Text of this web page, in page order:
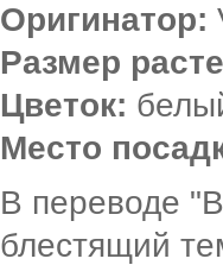
Оригинатор:
Размер
Цветок:
Место
В переводе
блестящий